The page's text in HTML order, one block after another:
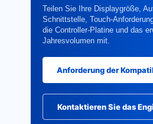
Teilen Sie Ihre Displaygröße,
Schnittstelle, Touch-
die Controller-Platine und das
Jahresvolumen mit.
Anforderung der
Kontaktieren Sie das